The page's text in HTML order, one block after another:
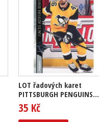
LOT řadových karet
PITTSBURGH PENGUINS...
35 Kč